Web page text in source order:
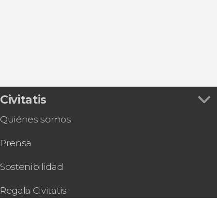
Civitatis
Quiénes somos
Prensa
Sostenibilidad
Regala Civitatis